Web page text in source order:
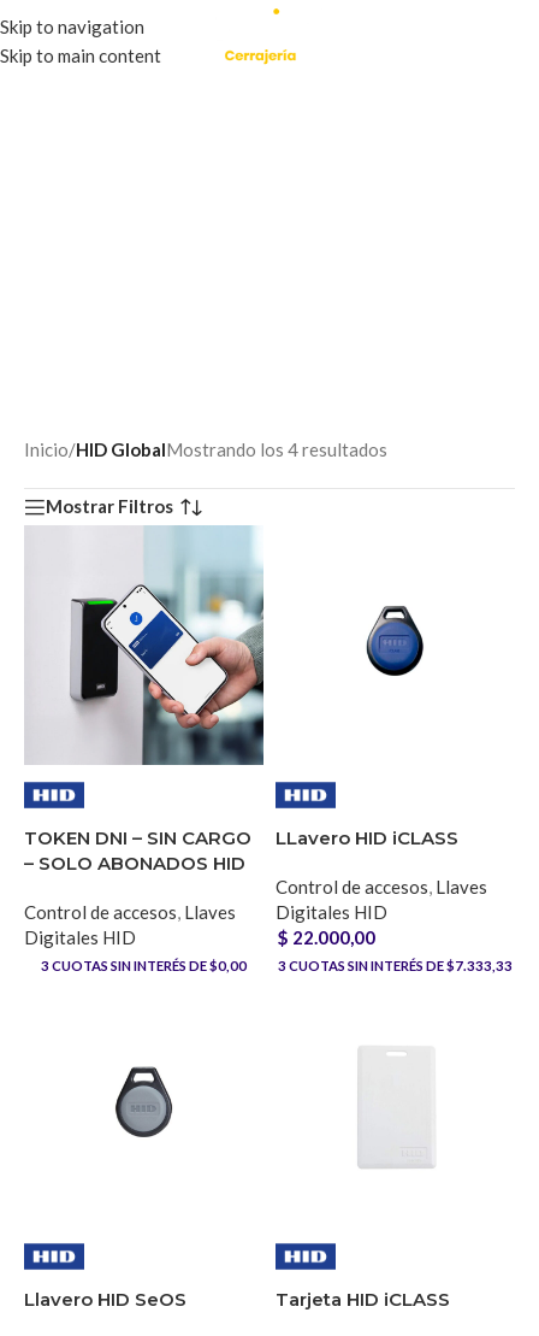
Skip to navigation
Skip to main content
Inicio/HID GlobalMostrando los 4 resultados
Mostrar Filtros
TOKEN DNI – SIN CARGO
– SOLO ABONADOS HID
Control de accesos, Llaves
Digitales HID
3 CUOTAS SIN INTERÉS DE $0,00
LLavero HID iCLASS
Control de accesos, Llaves
Digitales HID
$ 22.000,00
3 CUOTAS SIN INTERÉS DE $7.333,33
Llavero HID SeOS Tarjeta HID iCLASS